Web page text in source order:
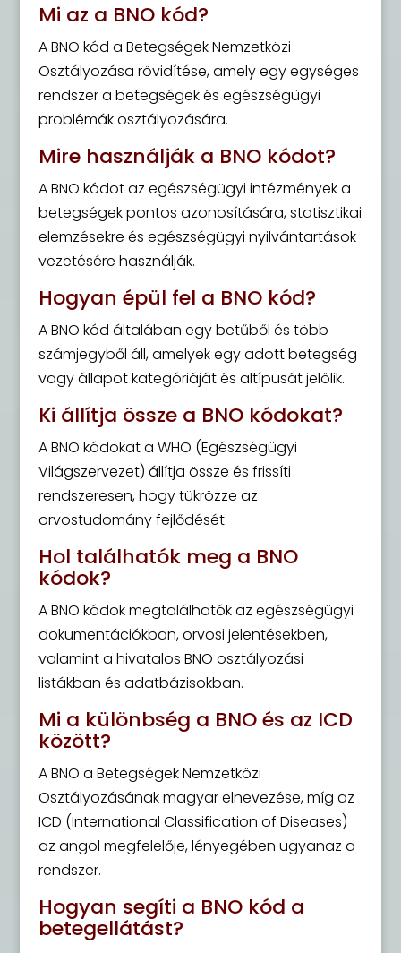
Mi az a BNO kód?
A BNO kód a Betegségek Nemzetközi
Osztályozása rövidítése, amely egy egységes
rendszer a betegségek és egészségügyi
problémák osztályozására.
Mire használják a BNO kódot?
A BNO kódot az egészségügyi intézmények a
betegségek pontos azonosítására, statisztikai
elemzésekre és egészségügyi nyilvántartások
vezetésére használják.
Hogyan épül fel a BNO kód?
A BNO kód általában egy betűből és több
számjegyből áll, amelyek egy adott betegség
vagy állapot kategóriáját és altípusát jelölik.
Ki állítja össze a BNO kódokat?
A BNO kódokat a WHO (Egészségügyi
Világszervezet) állítja össze és frissíti
rendszeresen, hogy tükrözze az
orvostudomány fejlődését.
Hol találhatók meg a BNO
kódok?
A BNO kódok megtalálhatók az egészségügyi
dokumentációkban, orvosi jelentésekben,
valamint a hivatalos BNO osztályozási
listákban és adatbázisokban.
Mi a különbség a BNO és az ICD
között?
A BNO a Betegségek Nemzetközi
Osztályozásának magyar elnevezése, míg az
ICD (International Classification of Diseases)
az angol megfelelője, lényegében ugyanaz a
rendszer.
Hogyan segíti a BNO kód a
betegellátást?